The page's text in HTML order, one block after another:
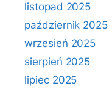
listopad 2025
październik 2025
wrzesień 2025
sierpień 2025
lipiec 2025